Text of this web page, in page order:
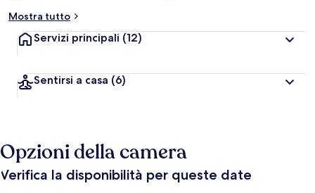
Mostra tutto
Servizi principali (12)
Sentirsi a casa (6)
Opzioni della camera
Verifica la disponibilità per queste date